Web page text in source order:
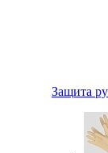
Защита